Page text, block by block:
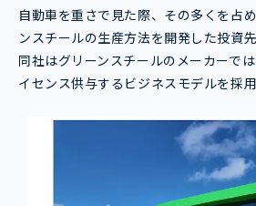
自動車を重さで見た際、その多くを占
ンスチールの生産方法を開発した投資
同社はグリーンスチールのメーカーで
イセンス供与するビジネスモデルを採用